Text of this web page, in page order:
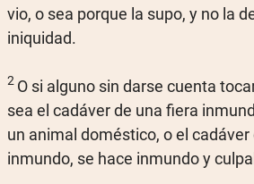
vio, o sea porque la supo, y no la
iniquidad.
2 O si alguno sin darse cuenta
sea el cadáver de una fiera
un animal doméstico, o el cadáver
inmundo, se hace inmundo y